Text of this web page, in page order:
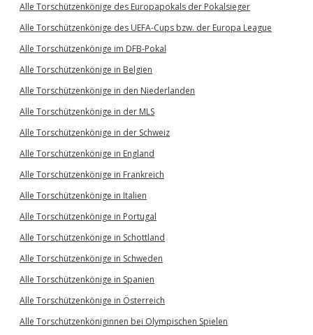
Alle Torschützenkönige des Europapokals der Pokalsieger
Alle Torschützenkönige des UEFA-Cups bzw. der Europa League
Alle Torschützenkönige im DFB-Pokal
Alle Torschützenkönige in Belgien
Alle Torschützenkönige in den Niederlanden
Alle Torschützenkönige in der MLS
Alle Torschützenkönige in der Schweiz
Alle Torschützenkönige in England
Alle Torschützenkönige in Frankreich
Alle Torschützenkönige in Italien
Alle Torschützenkönige in Portugal
Alle Torschützenkönige in Schottland
Alle Torschützenkönige in Schweden
Alle Torschützenkönige in Spanien
Alle Torschützenkönige in Österreich
Alle Torschützenköniginnen bei Olympischen Spielen